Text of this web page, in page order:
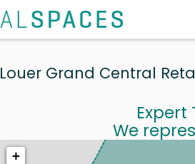
Louer Grand Central
Expert
We
+